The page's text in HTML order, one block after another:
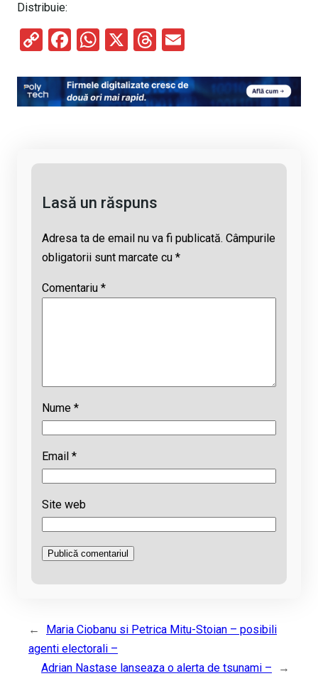
Distribuie:
C
py
Li
F
ce
b
W
at
s
X
T
e
a
ail
Lasă un răspuns
Adresa ta de email nu va fi publicată. Câmpurile
obligatorii sunt marcate cu *
Comentariu *
Nume *
Email *
Site web
←
Maria Ciobanu si Petrica Mitu-Stoian – posibili
agenti electorali –
Adrian Nastase lanseaza o alerta de tsunami –
→